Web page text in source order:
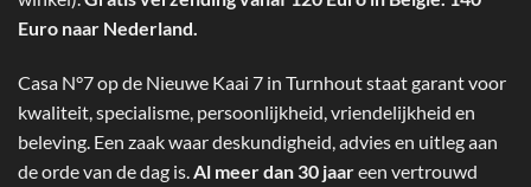
Euro naar Nederland.
Casa N°7 op de Nieuwe Kaai 7 in Turnhout staat garant voor
kwaliteit, specialisme, persoonlijkheid, vriendelijkheid en
beleving. Een zaak waar deskundigheid, advies en uitleg aan
de orde van de dag is. Al meer dan 30 jaareen vertrouwd